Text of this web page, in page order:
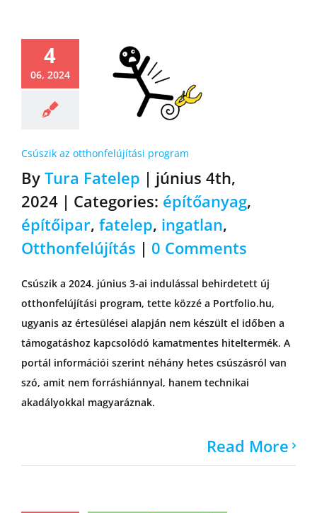
4
06, 2024
Csúszik az otthonfelújítási program
By Tura Fatelep | június 4th,
2024 | Categories: építőanyag,
építőipar, fatelep, ingatlan,
Otthonfelújítás | 0 Comments
Csúszik a 2024. június 3-ai indulással behirdetett új
otthonfelújítási program, tette közzé a Portfolio.hu,
ugyanis az értesülései alapján nem készült el időben a
támogatáshoz kapcsolódó kamatmentes hiteltermék. A
portál információi szerint néhány hetes csúszásról van
szó, amit nem forráshiánnyal, hanem technikai
akadályokkal magyaráznak.
Read More